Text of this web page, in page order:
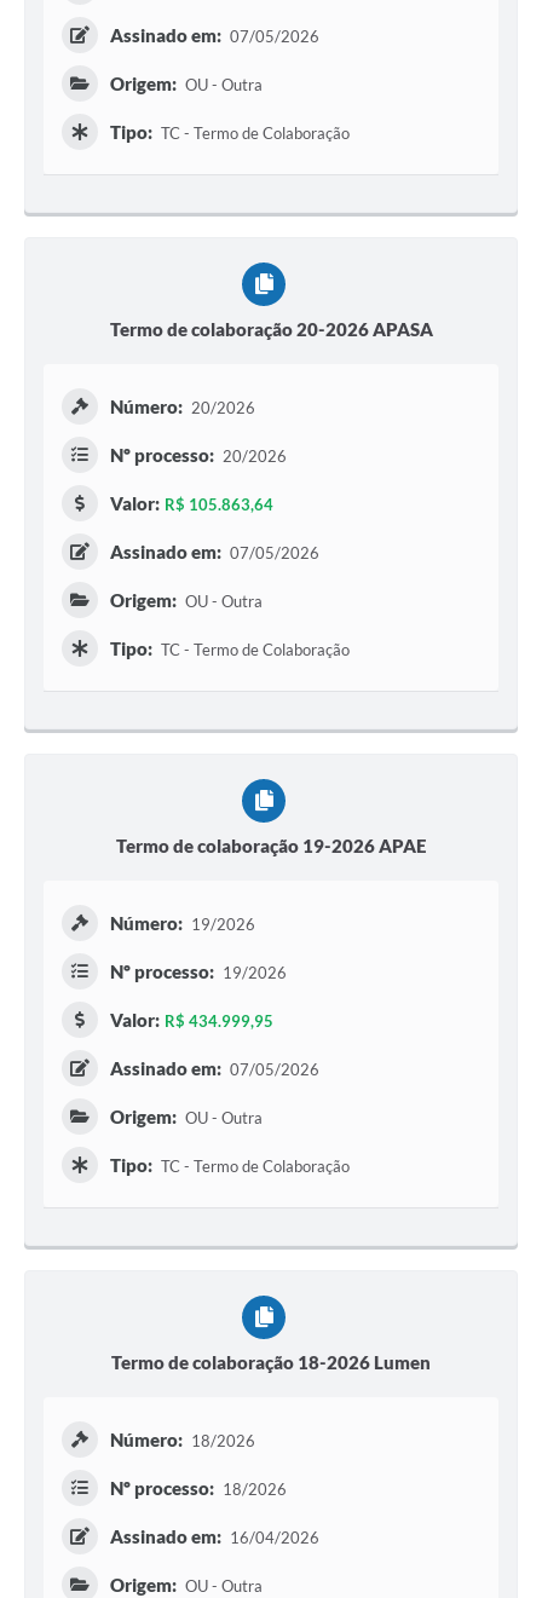
Assinado em: 07/05/2026
Origem: OU - Outra
Tipo: TC - Termo de Colaboração
Termo de colaboração 20-2026 APASA
Número: 20/2026
Nº processo: 20/2026
Valor: R$ 105.863,64
Assinado em: 07/05/2026
Origem: OU - Outra
Tipo: TC - Termo de Colaboração
Termo de colaboração 19-2026 APAE
Número: 19/2026
Nº processo: 19/2026
Valor: R$ 434.999,95
Assinado em: 07/05/2026
Origem: OU - Outra
Tipo: TC - Termo de Colaboração
Termo de colaboração 18-2026 Lumen
Número: 18/2026
Nº processo: 18/2026
Assinado em: 16/04/2026
Origem: OU - Outra